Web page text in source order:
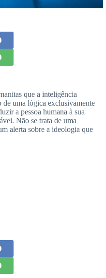
que a inteligência
uma lógica exclusivamente
a pessoa humana à sua
Não se trata de uma
alerta sobre a ideologia que